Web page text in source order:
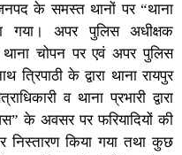
के समस्त थानों पर “थाना
गया। अपर पुलिस अधीक्षक
चोपन पर एवं अपर पुलिस
के द्वारा थाना रायपुर
व थाना प्रभारी द्वारा
के अवसर पर फरियादियों की
किया गया तथा कुछ